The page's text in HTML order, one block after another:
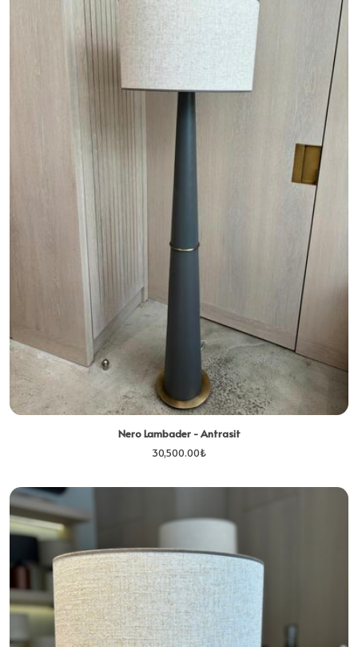
Nero Lambader - Antrasit
30,500.00₺